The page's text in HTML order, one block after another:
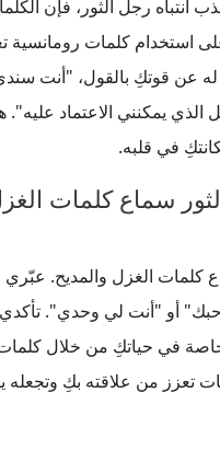
انتباه رجل الثور، فإن
استخدام كلمات رومانسية
عن قوتكِ بالقول، "أنت
الذي يمكنني الاعتماد عليه".
في قلبه.
سماع كلمات
كلمات الغزل والمديح.
أو "أنت لي وحدي".
في حياتكِ من خلال
تعزز من علاقته بكِ وتجعله